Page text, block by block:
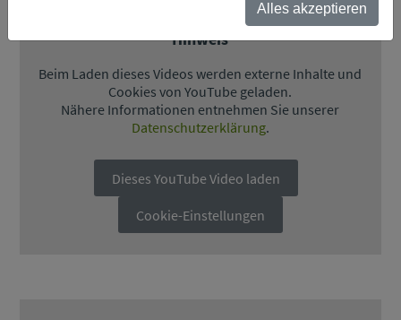
Hinweis
Beim Laden dieses Videos werden externe Inhalte und
Cookies von YouTube geladen.
Nähere Informationen entnehmen Sie unserer
Datenschutzerklärung.
Dieses YouTube Video laden
Cookie-Einstellungen
Alles akzeptieren